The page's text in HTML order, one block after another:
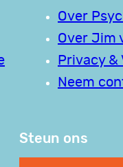
Over
Over Jim
Privacy &
Neem
Steun ons